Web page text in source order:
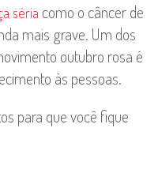
séria como o câncer de
mais grave. Um dos
outubro rosa é
às pessoas.
para que você fique